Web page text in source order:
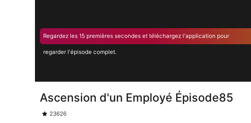
Regardez les 15 premières secondes et téléchargez l'application pour
regarder l'épisode complet.
Ascension d'un Employé Épisode85
23626